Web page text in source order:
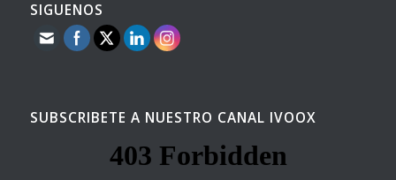
SIGUENOS
SUBSCRIBETE A NUESTRO CANAL IVOOX